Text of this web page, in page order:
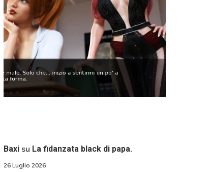
Baxisu La fidanzata black di papa.
26 Luglio 2026